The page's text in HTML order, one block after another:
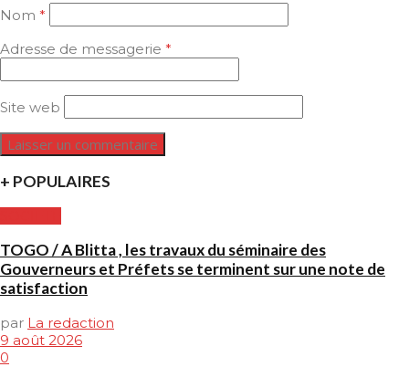
Nom *
Adresse de messagerie *
Site web
+ POPULAIRES
TOGO / A Blitta , les travaux du séminaire des
Gouverneurs et Préfets se terminent sur une note de
satisfaction
par La redaction
9 août 2026
0